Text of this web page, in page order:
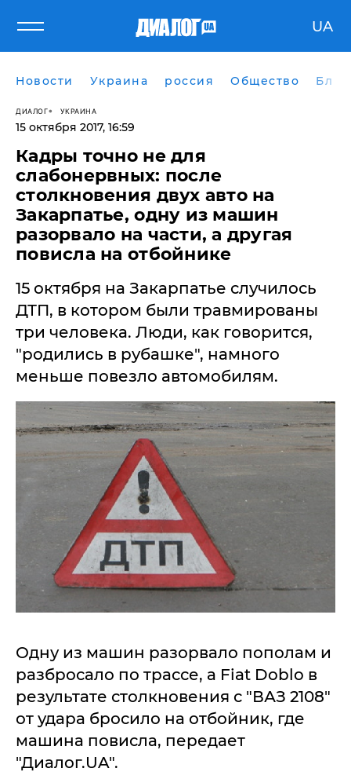
UA
Новости Украина россия Общество
ДИАЛОГ УКРАИНА
15 октября 2017, 16:59
Кадры точно не для
слабонервных: после
столкновения двух авто на
Закарпатье, одну из машин
разорвало на части, а другая
повисла на отбойнике
15 октября на Закарпатье случилось
ДТП, в котором были травмированы
три человека. Люди, как говорится,
"родились в рубашке", намного
меньше повезло автомобилям.
Одну из машин разорвало пополам и
разбросало по трассе, а Fiat Doblo в
результате столкновения с "ВАЗ 2108"
от удара бросило на отбойник, где
машина повисла, передает
"Диалог.UA".